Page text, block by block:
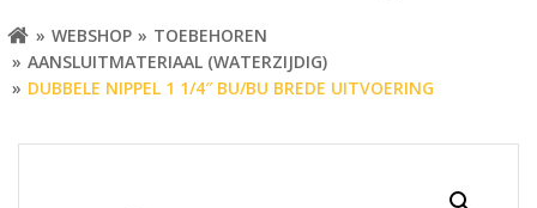
WEBSHOP
TOEBEHOREN
AANSLUITMATERIAAL (WATERZIJDIG)
DUBBELE NIPPEL 1 1/4″ BU/BU BREDE UITVOERING